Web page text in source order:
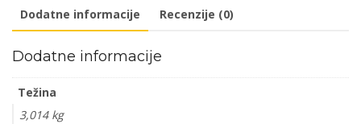
Dodatne informacije Recenzije (0)
Dodatne informacije
Težina
3,014 kg